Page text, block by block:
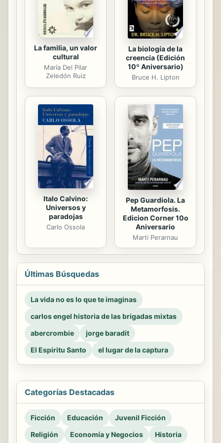
mismo Arlt a su obra: los dos, dice...
La familia, un valor
cultural
María Del Pilar
Zeledón Ruiz
La biología de la
creencia (Edición
10º Aniversario)
Bruce H. Lipton
Italo Calvino:
Universos y
paradojas
Carlo Ossola
Pep Guardiola. La
Metamorfosis.
Edicion Corner 10o
Aniversario
Marti Perarnau
Últimas Búsquedas
La vida no es lo que te imaginas
carlos engel historia de las brigadas mixtas
abercrombie
jorge baradit
El Espiritu Santo
el lugar de la captura
Categorías Destacadas
Ficción Educación
Juvenil Ficción
Religión
Economía y Negocios Historia